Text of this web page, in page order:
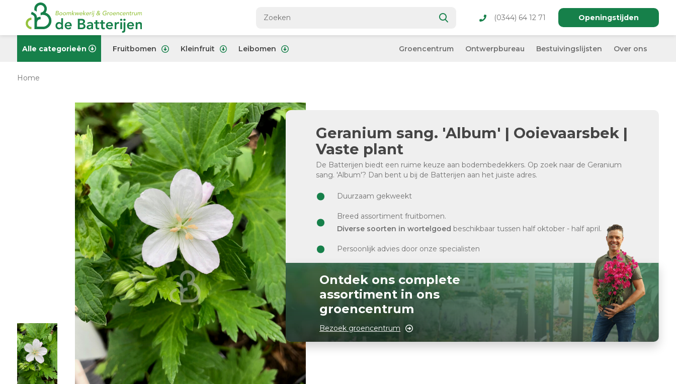
(0344) 64 12 71 Openingstijden
Alle categorieën Fruitbomen Kleinfruit Leibomen Groencentrum Ontwerpbureau Bestuivingslijsten Over ons
Home
Geranium sang. 'Album' | Ooievaarsbek |
Vaste plant
De Batterijen biedt een ruime keuze aan bodembedekkers. Op zoek naar de Geranium
sang. 'Album'? Dan bent u bij de Batterijen aan het juiste adres.
Duurzaam gekweekt
Breed assortiment fruitbomen.
Diverse soorten in wortelgoed beschikbaar tussen half oktober - half april.
Persoonlijk advies door onze specialisten
Ontdek ons complete
assortiment in ons
groencentrum
Bezoek groencentrum